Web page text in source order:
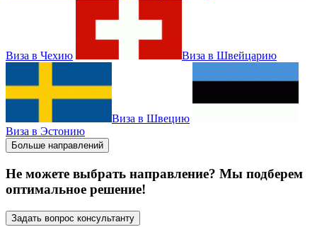
Виза в Чехию Виза в Швейцарию
Виза в Швецию
Виза в Эстонию
Больше направлений
Не можете выбрать направление? Мы подберем
оптимальное решение!
Задать вопрос консультанту